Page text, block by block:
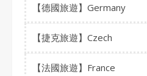
【德國旅遊】Germany
【捷克旅遊】Czech
【法國旅遊】France